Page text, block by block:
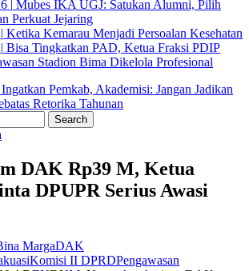
| Mubes IKA UGJ: Satukan Alumni, Pilih
Perkuat Jejaring
| Ketika Kemarau Menjadi Persoalan Kesehatan
| Bisa Tingkatkan PAD, Ketua Fraksi PDIP
Stadion Bima Dikelola Profesional
Ingatkan Pemkab, Akademisi: Jangan Jadikan
Retorika Tahunan
DAK Rp39 M, Ketua
DPUPR Serius Awasi
MargaDAK
Komisi II DPRDPengawasan